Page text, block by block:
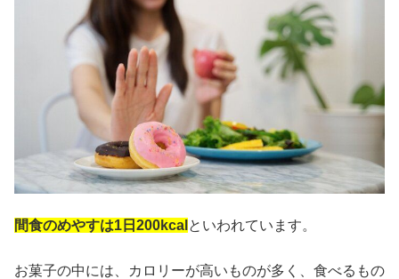
間食のめやすは1日200kcal といわれています。
お菓子の中には、カロリーが高いものが多く、食べるもの